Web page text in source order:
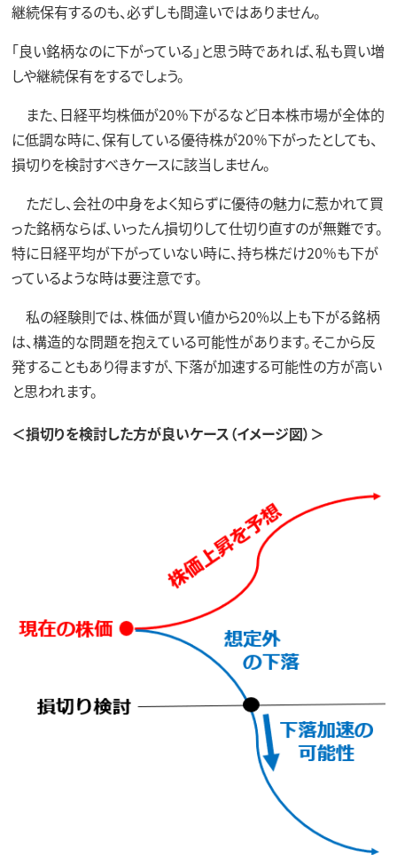
継続保有するのも、必ずしも間違いではありません。
「良い銘柄なのに下がっている」と思う時であれば、私も買い増
しや継続保有をするでしょう。
また、日経平均株価が20％下がるなど日本株市場が全体的
に低調な時に、保有している優待株が20％下がったとしても、
損切りを検討すべきケースに該当しません。
ただし、会社の中身をよく知らずに優待の魅力に惹かれて買
った銘柄ならば、いったん損切りして仕切り直すのが無難です。
特に日経平均が下がっていない時に、持ち株だけ20％も下が
っているような時は要注意です。
私の経験則では、株価が買い値から20%以上も下がる銘柄
は、構造的な問題を抱えている可能性があります。そこから反
発することもあり得ますが、下落が加速する可能性の方が高い
と思われます。
＜損切りを検討した方が良いケース（イメージ図）＞